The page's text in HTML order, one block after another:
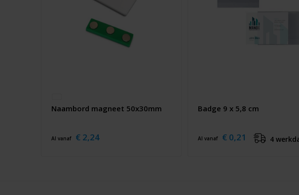
Naambord magneet 50x30mm
Al vanaf € 2,24
Badge 9 x 5,8 cm
Al vanaf € 0,21 4